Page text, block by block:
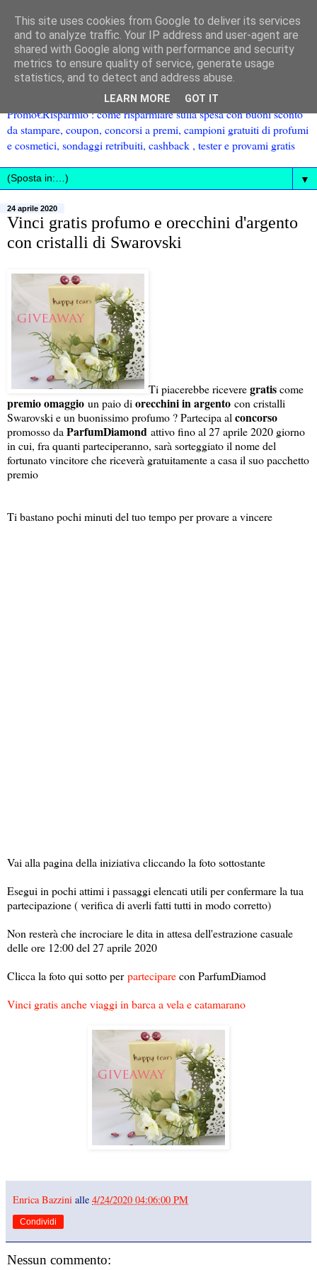
Promo€Risparmio : come risparmiare sulla spesa con buoni sconto
da stampare, coupon, concorsi a premi, campioni gratuiti di profumi
e cosmetici, sondaggi retribuiti, cashback , tester e provami gratis
▼
24 aprile 2020
Vinci gratis profumo e orecchini d'argento
con cristalli di Swarovski
Ti piacerebbe riceveregratiscome
premio omaggio un paio di orecchini in argento con cristalli
Swarovski e un buonissimo profumo ? Partecipa al concorso
promosso da ParfumDiamond attivo fino al 27 aprile 2020 giorno
in cui, fra quanti parteciperanno, sarà sorteggiato il nome del
fortunato vincitore che riceverà gratuitamente a casa il suo pacchetto
premio
Ti bastano pochi minuti del tuo tempo per provare a vincere
Vai alla pagina della iniziativa cliccando la foto sottostante
Esegui in pochi attimi i passaggi elencati utili per confermare la tua
partecipazione ( verifica di averli fatti tutti in modo corretto)
Non resterà che incrociare le dita in attesa dell'estrazione casuale
delle ore 12:00 del 27 aprile 2020
Clicca la foto qui sotto perparteciparecon ParfumDiamod
Vinci gratis anche viaggi in barca a vela e catamarano
Enrica Bazzini alle 4/24/2020 04:06:00 PM
Condividi
Nessun commento:
This site uses cookies from Google to deliver its services
and to analyze traffic. Your IP address and user-agent are
shared with Google along with performance and security
metrics to ensure quality of service, generate usage
statistics, and to detect and address abuse.
LEARN MORE GOT IT